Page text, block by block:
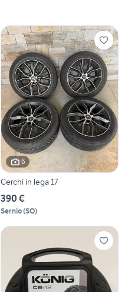
6
Cerchi in lega 17
390 €
Sernio(SO)